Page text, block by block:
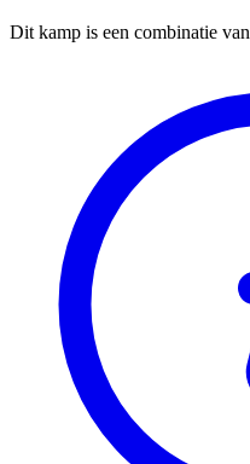
Dit kamp is een combinatie